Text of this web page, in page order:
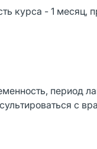
курса - 1 месяц,
период
с